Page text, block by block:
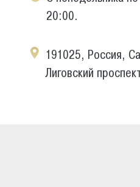
20:00.
191025, Россия,
Лиговский